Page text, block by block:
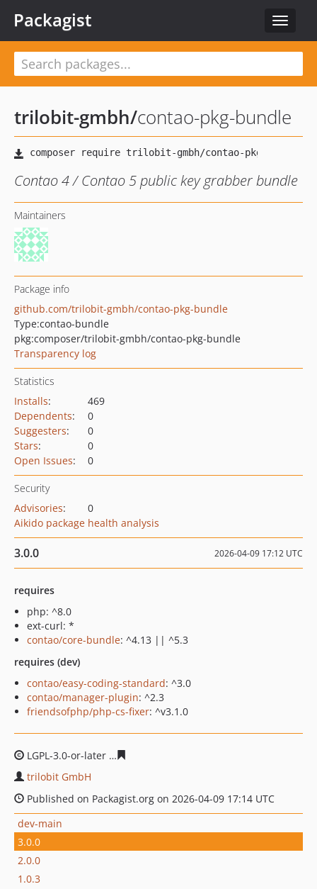
Toggle
Packagist
trilobit-gmbh/contao-pkg-bundle
Contao 4 / Contao 5 public key grabber bundle
Maintainers
Package info
github.com/trilobit-gmbh/contao-pkg-bundle
Type:contao-bundle
pkg:composer/trilobit-gmbh/contao-pkg-bundle
Transparency log
Statistics
Installs:
469
Dependents:
0
Suggesters:
0
Stars:
0
Open Issues: 0
Security
Advisories:
0
Aikido package health analysis
3.0.0 2026-04-09 17:12 UTC
requires
php: ^8.0
ext-curl: *
contao/core-bundle: ^4.13 || ^5.3
requires (dev)
contao/easy-coding-standard: ^3.0
contao/manager-plugin: ^2.3
friendsofphp/php-cs-fixer: ^v3.1.0
LGPL-3.0-or-later
trilobit GmbH
Published on Packagist.org on 2026-04-09 17:14 UTC
dev-main
3.0.0
2.0.0
1.0.3